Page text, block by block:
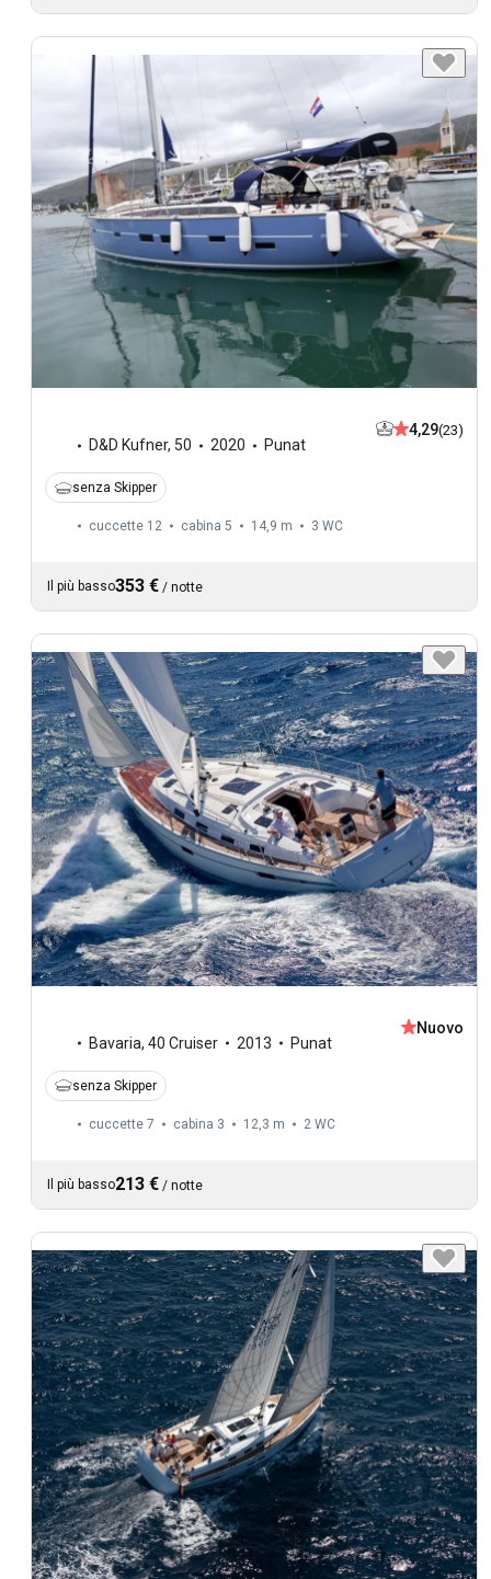
D&D Kufner, 50 2020 Punat
4,29(23)
senza Skipper
cuccette 12 cabina 5 14,9 m 3 WC
Il più basso353 € / notte
Bavaria, 40 Cruiser 2013 Punat
Nuovo
senza Skipper
cuccette 7 cabina 3 12,3 m 2 WC
Il più basso213 € / notte